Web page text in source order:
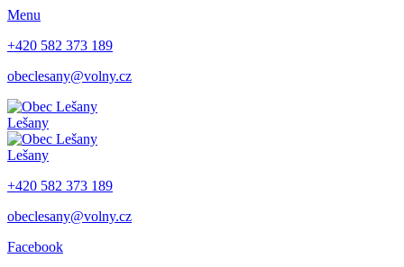
Menu
+420 582 373 189
obeclesany@volny.cz
Lešany
Lešany
+420 582 373 189
obeclesany@volny.cz
Facebook